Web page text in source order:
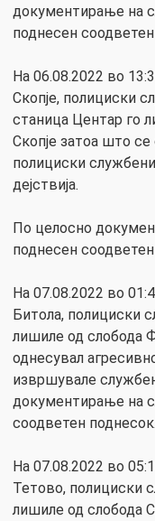
документирање на
поднесен
На 06.08.2022 во
Скопје, полициски
станица Центар го
Скопје затоа што
полициски
дејствија.
По целосно
поднесен
На 07.08.2022 во
Битола, полициски
лишиле од слобода
однесувал
извршувале
документирање на
соодветен поднесок.
На 07.08.2022 во
Тетово, полициски
лишиле од слобода